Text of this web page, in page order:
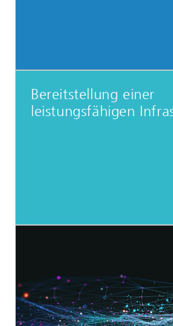
Bereitstellung einer
leistungsfähigen